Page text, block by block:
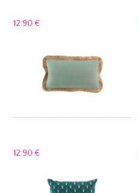
12.90 €
12.90 €